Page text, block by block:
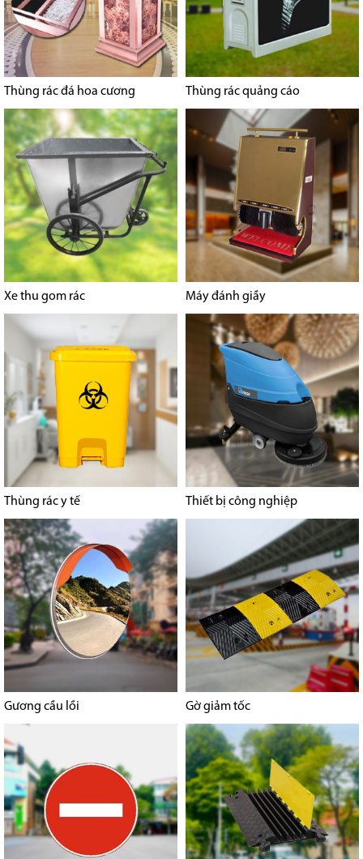
Thùng rác đá hoa cương Thùng rác quảng cáo
Xe thu gom rác Máy đánh giầy
Thùng rác y tế Thiết bị công nghiệp
Gương cầu lồi Gờ giảm tốc